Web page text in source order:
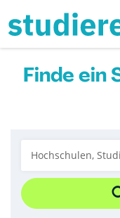
Finde ein